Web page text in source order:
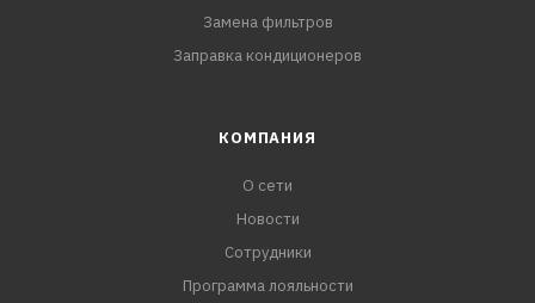
Замена фильтров
Заправка кондиционеров
КОМПАНИЯ
О сети
Новости
Сотрудники
Программа лояльности